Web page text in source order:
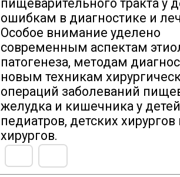
пищеварительного тракта у
ошибкам в диагностике и
Особое внимание уделено
современным аспектам
патогенеза, методам
новым техникам
операций заболеваний
желудка и кишечника у
педиатров, детских
хирургов.